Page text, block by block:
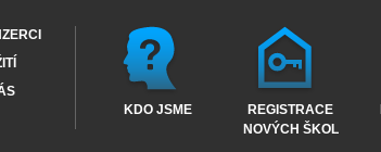
KDO JSME
REGISTRACE
NOVÝCH ŠKOL